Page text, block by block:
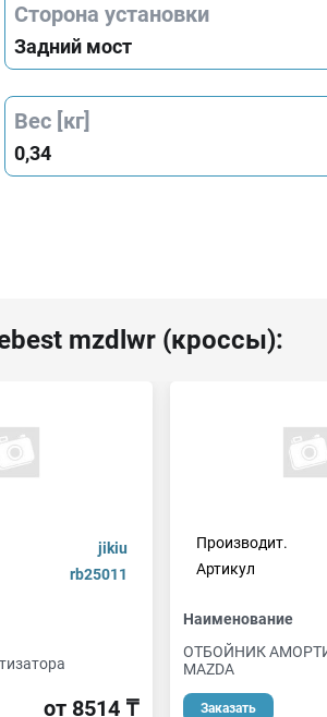
Сторона установки
Задний мост
Вес [кг]
0,34
mzdlwr (кроссы):
jikiu
rb25011
от 8514 ₸
Производит.
Артикул
Наименование
ОТБОЙНИК
MAZDA
Заказать